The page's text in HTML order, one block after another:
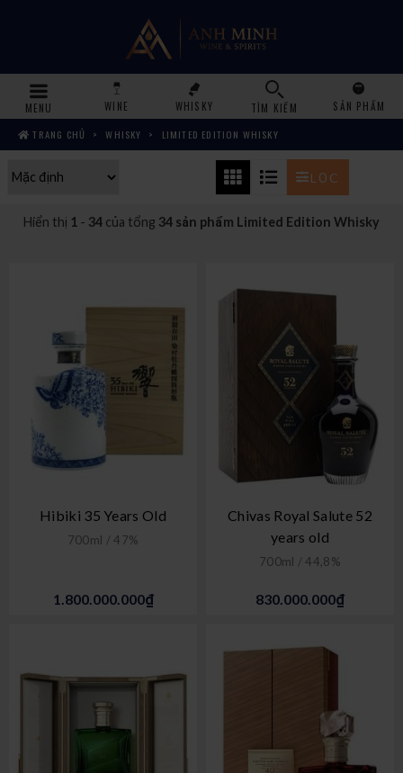
MENU WINE WHISKY TÌM KIẾM
SẢN PHẨM
TRANG CHỦ
WHISKY LIMITED EDITION WHISKY
Hiển thị 1 - 34 của tổng 34 sản phẩm Limited Edition Whisky
LỌC
Hibiki 35 Years Old
700ml / 47%
1.800.000.000₫
Chivas Royal Salute 52
years old
700ml / 44,8%
830.000.000₫